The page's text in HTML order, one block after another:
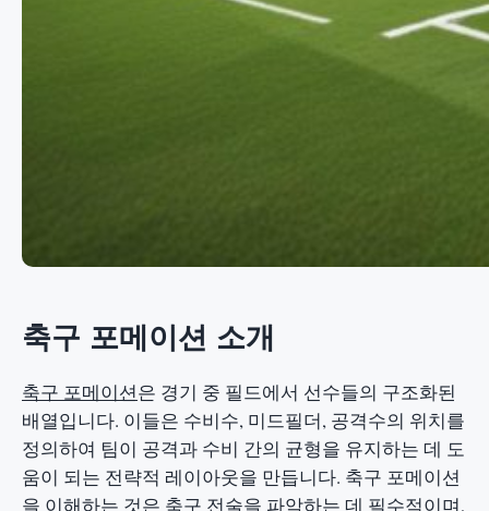
축구 포메이션 소개
축구 포메이션은 경기 중 필드에서 선수들의 구조화된
배열입니다. 이들은 수비수, 미드필더, 공격수의 위치를
정의하여 팀이 공격과 수비 간의 균형을 유지하는 데 도
움이 되는 전략적 레이아웃을 만듭니다. 축구 포메이션
을 이해하는 것은 축구 전술을 파악하는 데 필수적이며,